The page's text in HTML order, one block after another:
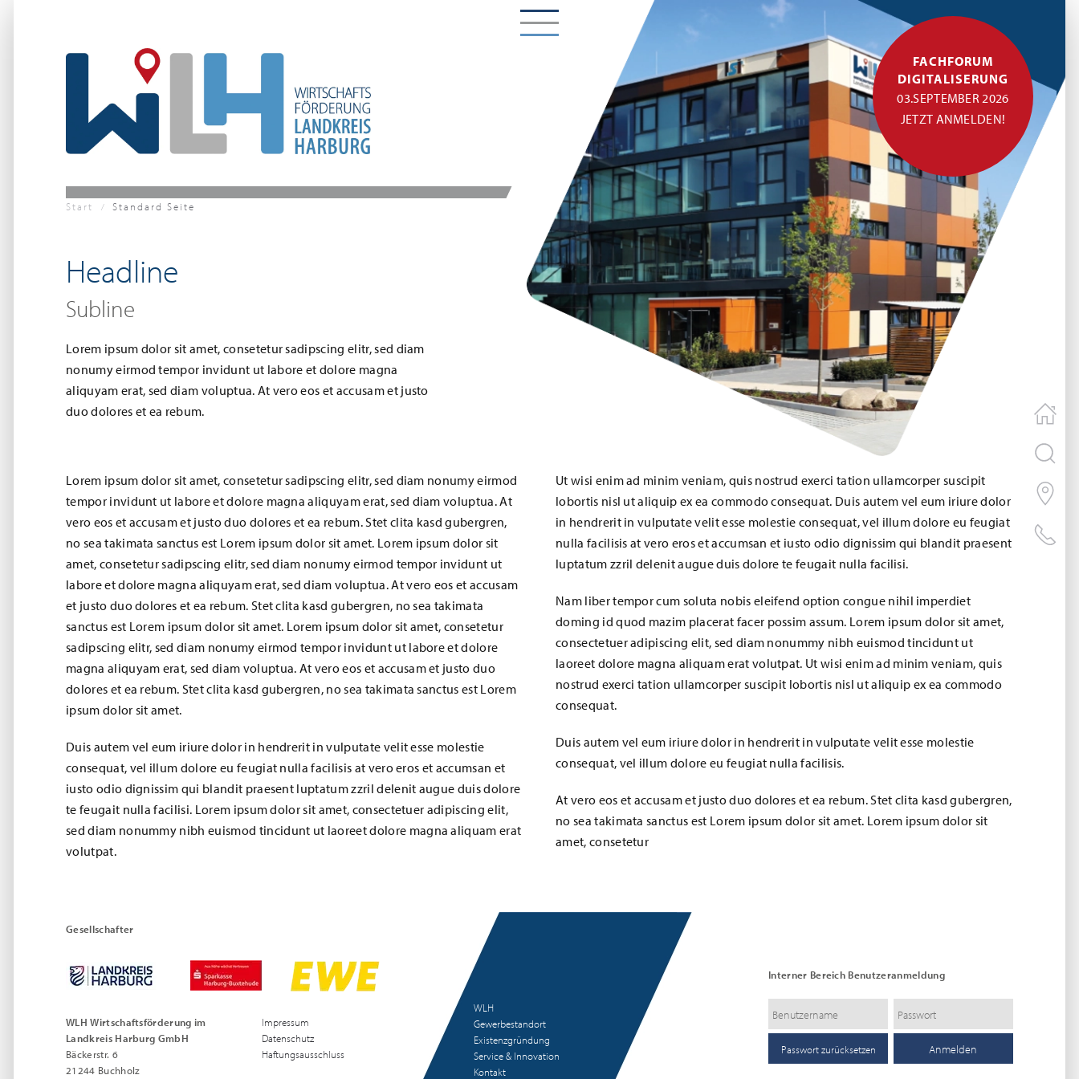
FACHFORUM
DIGITALISERUNG
03.SEPTEMBER 2026
JETZT ANMELDEN!
Start Standard Seite
Headline
Subline
Lorem ipsum dolor sit amet, consetetur sadipscing elitr, sed diam
nonumy eirmod tempor invidunt ut labore et dolore magna
aliquyam erat, sed diam voluptua. At vero eos et accusam et justo
duo dolores et ea rebum.
Lorem ipsum dolor sit amet, consetetur sadipscing elitr, sed diam nonumy eirmod
tempor invidunt ut labore et dolore magna aliquyam erat, sed diam voluptua. At
vero eos et accusam et justo duo dolores et ea rebum. Stet clita kasd gubergren,
no sea takimata sanctus est Lorem ipsum dolor sit amet. Lorem ipsum dolor sit
amet, consetetur sadipscing elitr, sed diam nonumy eirmod tempor invidunt ut
labore et dolore magna aliquyam erat, sed diam voluptua. At vero eos et accusam
et justo duo dolores et ea rebum. Stet clita kasd gubergren, no sea takimata
sanctus est Lorem ipsum dolor sit amet. Lorem ipsum dolor sit amet, consetetur
sadipscing elitr, sed diam nonumy eirmod tempor invidunt ut labore et dolore
magna aliquyam erat, sed diam voluptua. At vero eos et accusam et justo duo
dolores et ea rebum. Stet clita kasd gubergren, no sea takimata sanctus est Lorem
ipsum dolor sit amet.
Duis autem vel eum iriure dolor in hendrerit in vulputate velit esse molestie
consequat, vel illum dolore eu feugiat nulla facilisis at vero eros et accumsan et
iusto odio dignissim qui blandit praesent luptatum zzril delenit augue duis dolore
te feugait nulla facilisi. Lorem ipsum dolor sit amet, consectetuer adipiscing elit,
sed diam nonummy nibh euismod tincidunt ut laoreet dolore magna aliquam erat
volutpat.
Ut wisi enim ad minim veniam, quis nostrud exerci tation ullamcorper suscipit
lobortis nisl ut aliquip ex ea commodo consequat. Duis autem vel eum iriure dolor
in hendrerit in vulputate velit esse molestie consequat, vel illum dolore eu feugiat
nulla facilisis at vero eros et accumsan et iusto odio dignissim qui blandit praesent
luptatum zzril delenit augue duis dolore te feugait nulla facilisi.
Nam liber tempor cum soluta nobis eleifend option congue nihil imperdiet
doming id quod mazim placerat facer possim assum. Lorem ipsum dolor sit amet,
consectetuer adipiscing elit, sed diam nonummy nibh euismod tincidunt ut
laoreet dolore magna aliquam erat volutpat. Ut wisi enim ad minim veniam, quis
nostrud exerci tation ullamcorper suscipit lobortis nisl ut aliquip ex ea commodo
consequat.
Duis autem vel eum iriure dolor in hendrerit in vulputate velit esse molestie
consequat, vel illum dolore eu feugiat nulla facilisis.
At vero eos et accusam et justo duo dolores et ea rebum. Stet clita kasd gubergren,
no sea takimata sanctus est Lorem ipsum dolor sit amet. Lorem ipsum dolor sit
amet, consetetur
Gesellschafter
WLH Wirtschaftsförderung im
Landkreis Harburg GmbH
Bäckerstr. 6
21244 Buchholz
Impressum
Datenschutz
Haftungsausschluss
WLH
Gewerbestandort
Existenzgründung
Service & Innovation
Kontakt
Interner Bereich Benutzeranmeldung
Passwort zurücksetzen